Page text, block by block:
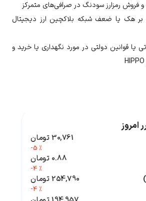
فروش رمزارز سودنگ در صرافی‌های متمرکز
بر هک یا ضعف شبکه بلاکچین ارز دیجیتال
یا قوانین دولتی در مورد نگهداری یا خرید و
HIPPO
امروز
30,761 تومان
-5 %
0.88 تومان
-4 %
254,790 تومان
-4 %